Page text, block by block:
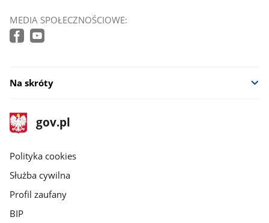
MEDIA SPOŁECZNOŚCIOWE:
Na skróty
stopka
gov.pl
Strona
gov.pl
gov.pl
Polityka cookies
Służba cywilna
Profil zaufany
BIP